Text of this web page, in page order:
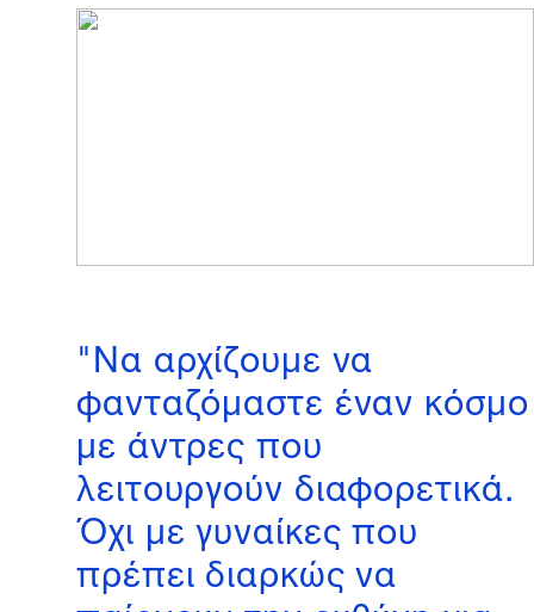
"Nα αρχίζουμε να
φανταζόμαστε έναν κόσμο
με άντρες που
λειτουργούν διαφορετικά.
Όχι με γυναίκες που
πρέπει διαρκώς να